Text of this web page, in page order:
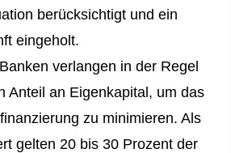
berücksichtigt und ein
eingeholt.
verlangen in der Regel
Anteil an Eigenkapital, um das
zu minimieren. Als
gelten 20 bis 30 Prozent der